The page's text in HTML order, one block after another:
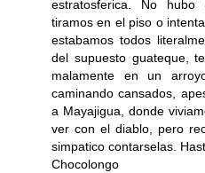
estratosferica. No
tiramos en el piso o
estabamos todos
del supuesto guateque,
malamente en un
caminando cansados,
a Mayajigua, donde
ver con el diablo, pero
simpatico contarselas.
Chocolongo